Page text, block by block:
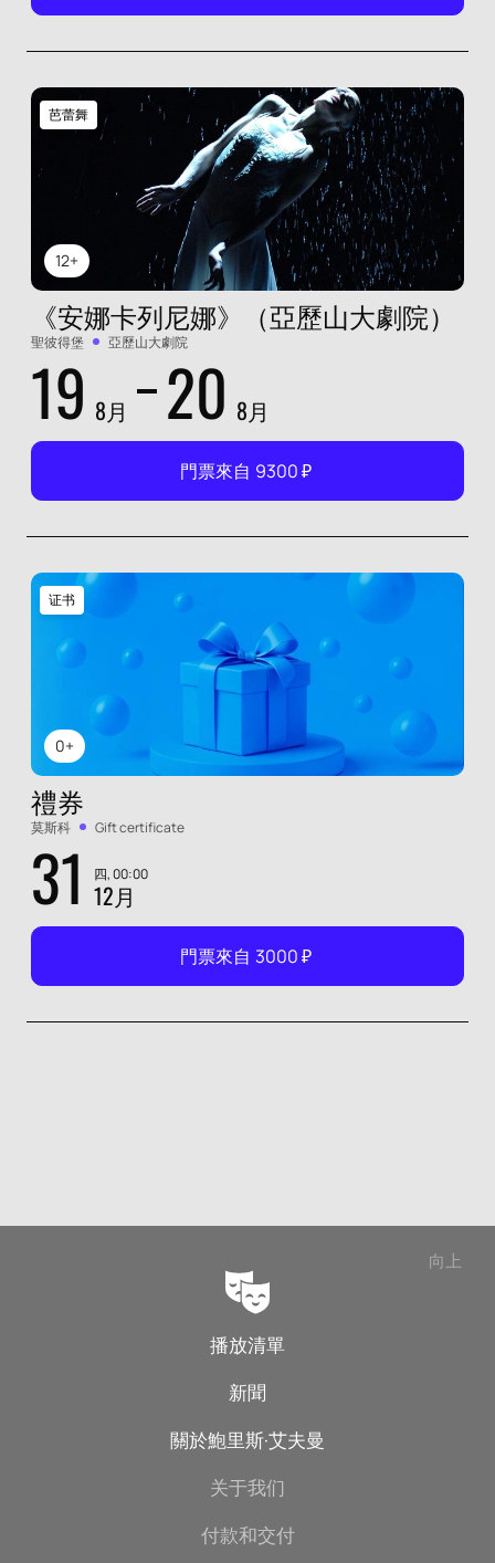
12+
芭蕾舞
《安娜卡列尼娜》（亞歷山大劇院）
聖彼得堡 亞歷山大劇院
19 8月 20 8月
門票來自 9300₽
0+
证书
禮券
莫斯科 Gift certificate
31 四, 00:00
12月
門票來自 3000₽
向上
播放清單
新聞
關於鮑里斯·艾夫曼
关于我们
付款和交付